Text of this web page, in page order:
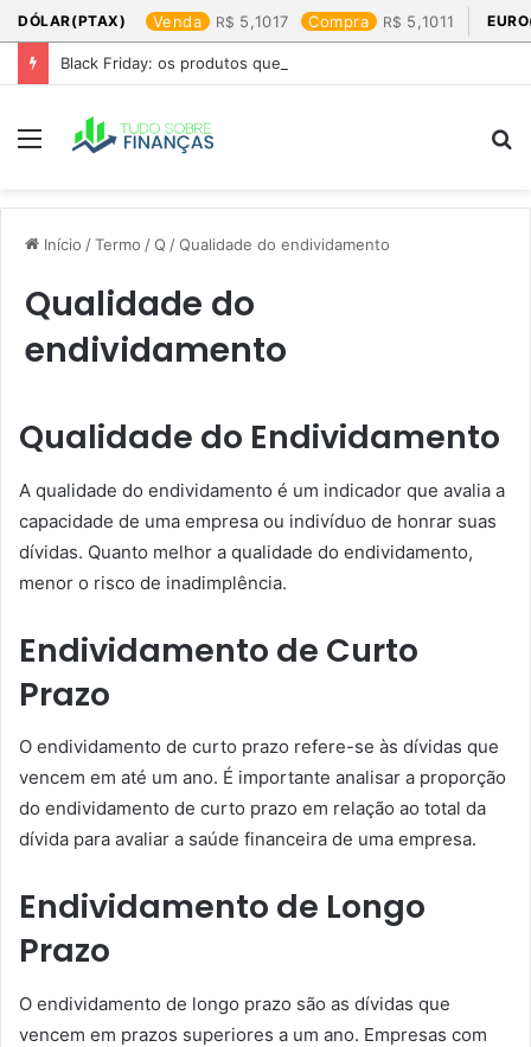
DÓLAR(PTAX) Venda 5,1017 Compra 5,1011
Black Friday: os produtos que mais valem a pena
Menu
Início /Termo /Q /Qualidade do endividamento
Qualidade do
endividamento
Qualidade do Endividamento
A qualidade do endividamento é um indicador que avalia a
capacidade de uma empresa ou indivíduo de honrar suas
dívidas. Quanto melhor a qualidade do endividamento,
menor o risco de inadimplência.
Endividamento de Curto
Prazo
O endividamento de curto prazo refere-se às dívidas que
vencem em até um ano. É importante analisar a proporção
do endividamento de curto prazo em relação ao total da
dívida para avaliar a saúde financeira de uma empresa.
Endividamento de Longo
Prazo
O endividamento de longo prazo são as dívidas que
vencem em prazos superiores a um ano. Empresas com